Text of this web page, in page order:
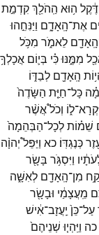
ה֥וּא הַֽהֹלֵ֖ךְקִדְמַ֣ת
אֶת־הָֽאָדָ֑ם וַיַּנִּחֵ֣הוּ
הָֽאָדָ֖ם לֵאמֹ֑ר מִכֹּ֥ל
מִמֶּ֑נּוּכִּ֗י בְּי֛וֹם אֲכָלְךָ֥
הָֽאָדָ֖ם לְבַדּ֑וֹ
כָּל־חַיַּ֤ת הַשָּׂדֶה֙
ל֑וֹ וְכֹל֩אֲשֶׁ֨ר
שֵׁמ֗וֹתלְכָל־הַבְּהֵמָה֙
כְּנֶגְדּֽוֹ׃ כא וַיַּפֵּל֩ יְהוָ֨ה
וַיִּסְגֹּ֥ר בָּשָׂ֖ר
מִן־הָֽאָדָ֖ם לְאִשָּׁ֑ה
מֵֽעֲצָמַ֔י וּבָשָׂ֖ר
עַל־כֵּן֙ יַֽעֲזָב־אִ֔ישׁ
כה וַיִּֽהְי֤וּ שְׁנֵיהֶם֙